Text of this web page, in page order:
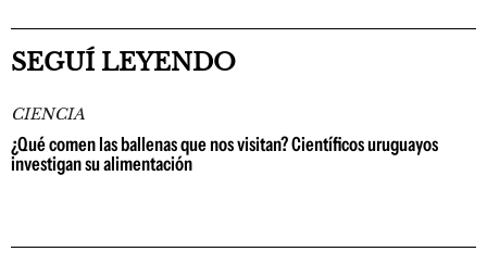
SEGUÍ LEYENDO
CIENCIA
¿Qué comen las ballenas que nos visitan? Científicos uruguayos
investigan su alimentación